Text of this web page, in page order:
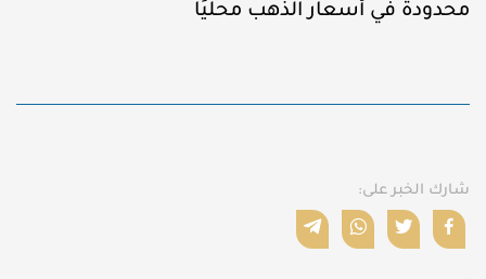
محدودة في أسعار الذهب محليًا
شارك الخبر على: